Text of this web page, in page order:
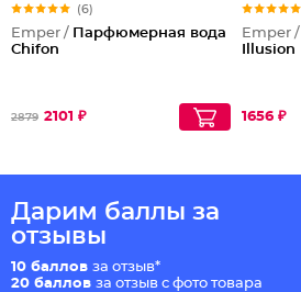
(6)
Emper / Парфюмерная вода
Chifon
2879 2101 ₽
Emper /
Illusion
1656 ₽
Дарим баллы за
отзывы
10 баллов за отзыв*
20 баллов за отзыв с фото товара